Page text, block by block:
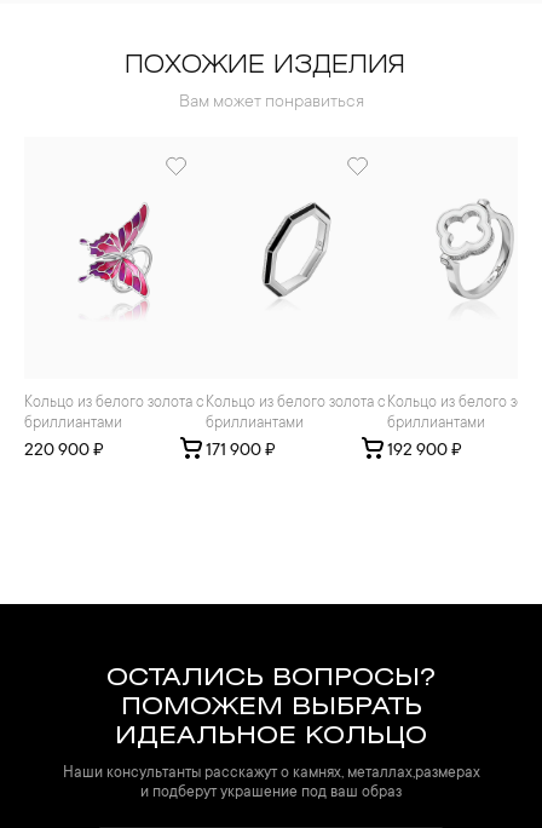
ПОХОЖИЕ ИЗДЕЛИЯ
Вам может понравиться
Кольцо из белого золота с
бриллиантами
220 900 ₽
Кольцо из белого золота с
бриллиантами
171 900 ₽
Кольцо из белого золота с
бриллиантами
192 900 ₽
ОСТАЛИСЬ ВОПРОСЫ?
ПОМОЖЕМ ВЫБРАТЬ
ИДЕАЛЬНОЕ КОЛЬЦО
Наши консультанты расскажут о камнях, металлах,размерах
и подберут украшение под ваш образ